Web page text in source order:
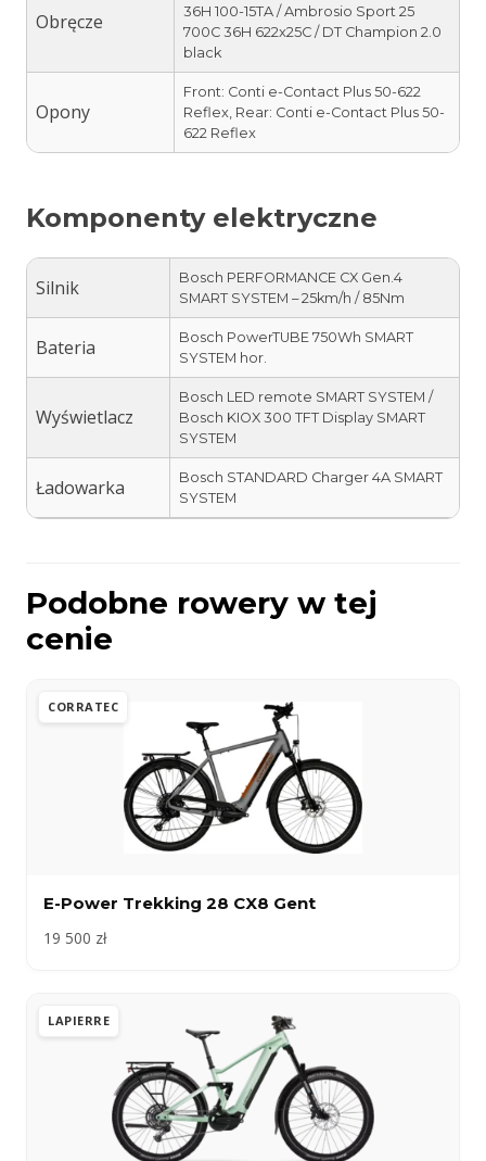
Obręcze
36H 100-15TA / Ambrosio Sport 25
700C 36H 622x25C / DT Champion 2.0
black
Opony
Front: Conti e-Contact Plus 50-622
Reflex, Rear: Conti e-Contact Plus 50-
622 Reflex
Komponenty elektryczne
Silnik
Bosch PERFORMANCE CX Gen.4
SMART SYSTEM – 25km/h / 85Nm
Bateria
Bosch PowerTUBE 750Wh SMART
SYSTEM hor.
Wyświetlacz
Bosch LED remote SMART SYSTEM /
Bosch KIOX 300 TFT Display SMART
SYSTEM
Ładowarka
Bosch STANDARD Charger 4A SMART
SYSTEM
Podobne rowery w tej
cenie
CORRATEC
E-Power Trekking 28 CX8 Gent
19 500 zł
LAPIERRE